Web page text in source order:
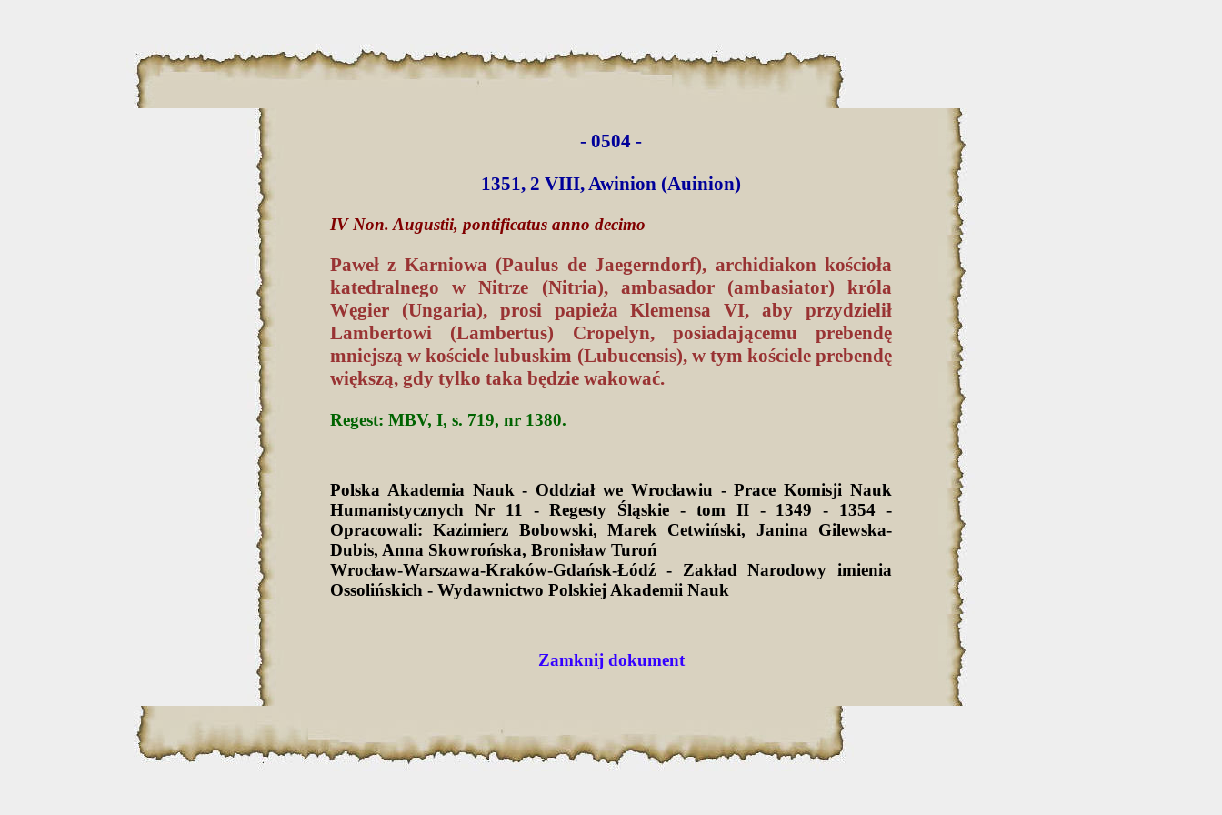
- 0504 -
1351, 2 VIII, Awinion (Auinion)
IV Non. Augustii, pontificatus anno decimo
Paweł z Karniowa (Paulus de Jaegerndorf), archidiakon kościoła
katedralnego w Nitrze (Nitria), ambasador (ambasiator) króla
Węgier (Ungaria), prosi papieża Klemensa VI, aby przydzielił
Lambertowi (Lambertus) Cropelyn, posiadającemu prebendę
mniejszą w kościele lubuskim (Lubucensis), w tym kościele prebendę
większą, gdy tylko taka będzie wakować.
Regest: MBV, I, s. 719, nr 1380.
Polska Akademia Nauk - Oddział we Wrocławiu - Prace Komisji Nauk
Humanistycznych Nr 11 - Regesty Śląskie - tom II - 1349 - 1354 -
Opracowali: Kazimierz Bobowski, Marek Cetwiński, Janina Gilewska-
Dubis, Anna Skowrońska, Bronisław Turoń
Wrocław-Warszawa-Kraków-Gdańsk-Łódź - Zakład Narodowy imienia
Ossolińskich - Wydawnictwo Polskiej Akademii Nauk
Zamknij dokument